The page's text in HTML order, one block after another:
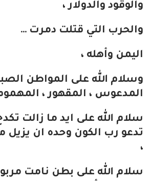
والوقود والدولار ،
والحرب التي قتلت دمرت …
اليمن وأهله ،
وسلام الله على المواطن
المدعوس ، المقهور ،
سلام الله على ايد ما زالت
تدعو رب الكون وحده ان يزيل
،
سلام الله على بطن نامت